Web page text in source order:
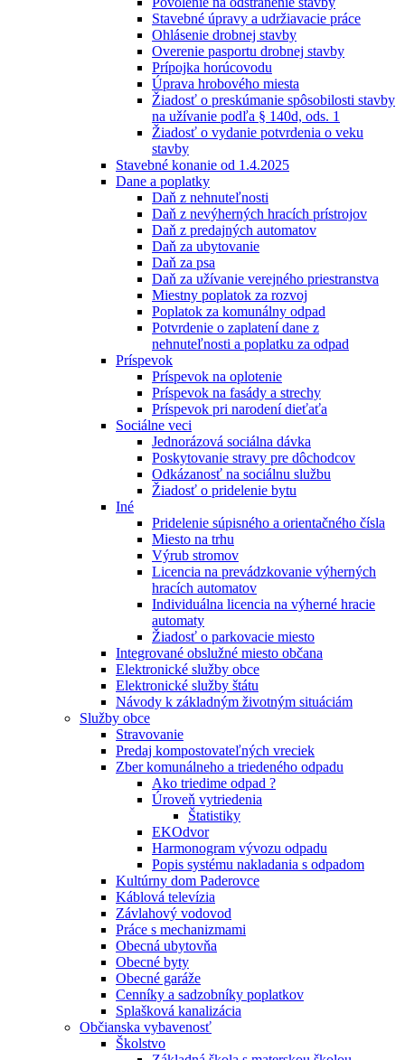
Stavebné úpravy a udržiavacie práce
Ohlásenie drobnej stavby
Overenie pasportu drobnej stavby
Prípojka horúcovodu
Úprava hrobového miesta
Žiadosť o preskúmanie spôsobilosti stavby
na užívanie podľa § 140d, ods. 1
Žiadosť o vydanie potvrdenia o veku
stavby
Stavebné konanie od 1.4.2025
Dane a poplatky
Daň z nehnuteľnosti
Daň z nevýherných hracích prístrojov
Daň z predajných automatov
Daň za ubytovanie
Daň za psa
Daň za užívanie verejného priestranstva
Miestny poplatok za rozvoj
Poplatok za komunálny odpad
Potvrdenie o zaplatení dane z
nehnuteľnosti a poplatku za odpad
Príspevok
Príspevok na oplotenie
Príspevok na fasády a strechy
Príspevok pri narodení dieťaťa
Sociálne veci
Jednorázová sociálna dávka
Poskytovanie stravy pre dôchodcov
Odkázanosť na sociálnu službu
Žiadosť o pridelenie bytu
Iné
Pridelenie súpisného a orientačného čísla
Miesto na trhu
Výrub stromov
Licencia na prevádzkovanie výherných
hracích automatov
Individuálna licencia na výherné hracie
automaty
Žiadosť o parkovacie miesto
Integrované obslužné miesto občana
Elektronické služby obce
Elektronické služby štátu
Návody k základným životným situáciám
Služby obce
Stravovanie
Predaj kompostovateľných vreciek
Zber komunálneho a triedeného odpadu
Ako triedime odpad ?
Úroveň vytriedenia
Štatistiky
EKOdvor
Harmonogram vývozu odpadu
Popis systému nakladania s odpadom
Kultúrny dom Paderovce
Káblová televízia
Závlahový vodovod
Práce s mechanizmami
Obecná ubytovňa
Obecné byty
Obecné garáže
Cenníky a sadzobníky poplatkov
Splašková kanalizácia
Občianska vybavenosť
Školstvo